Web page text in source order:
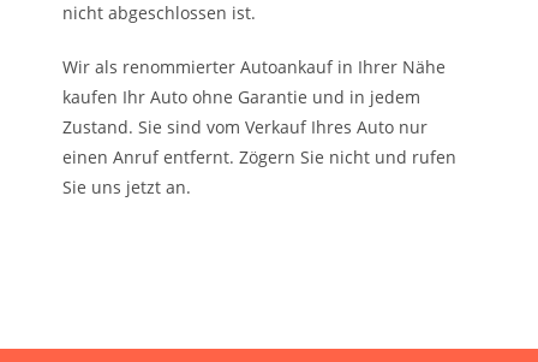
nicht abgeschlossen ist.
Wir als renommierter Autoankauf in Ihrer Nähe
kaufen Ihr Auto ohne Garantie und in jedem
Zustand. Sie sind vom Verkauf Ihres Auto nur
einen Anruf entfernt. Zögern Sie nicht und rufen
Sie uns jetzt an.